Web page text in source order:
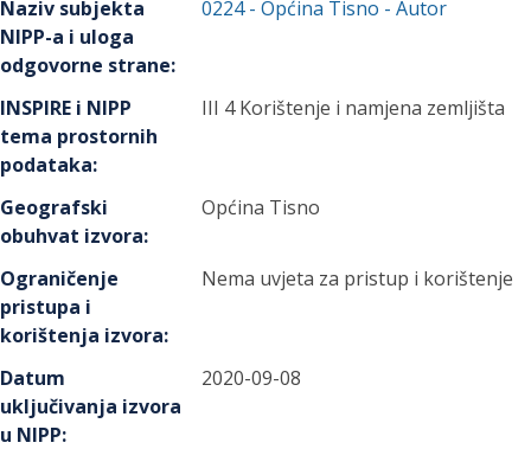
Naziv subjekta
NIPP-a i uloga
odgovorne strane:
0224-Općina Tisno - Autor
INSPIRE i NIPP
tema prostornih
podataka:
III 4 Korištenje i namjena zemljišta
Geografski
obuhvat izvora:
Općina Tisno
Ograničenje
pristupa i
korištenja izvora:
Nema uvjeta za pristup i korištenje
Datum
uključivanja izvora
u NIPP:
2020-09-08